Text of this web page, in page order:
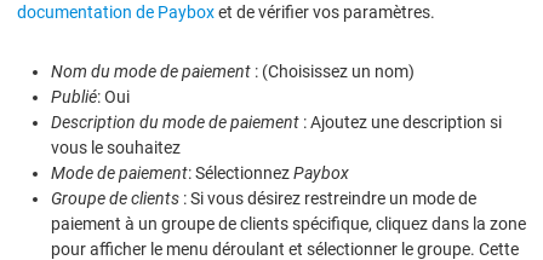
documentation de Payboxet de vérifier vos paramètres.
Nom du mode de paiement : (Choisissez un nom)
Publié: Oui
Description du mode de paiement : Ajoutez une description si
vous le souhaitez
Mode de paiement: SélectionnezPaybox
Groupe de clients : Si vous désirez restreindre un mode de
paiement à un groupe de clients spécifique, cliquez dans la zone
pour afficher le menu déroulant et sélectionner le groupe. Cette